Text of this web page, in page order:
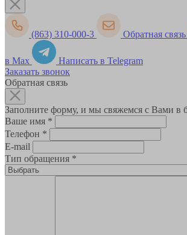
(863) 310-000-3 Обратная связь
в Max
Написать в Telegram
Заказать звонок
Обратная связь
Заполните форму, и мы свяжемся с Вами в
Ваше имя *
Телефон *
E-mail
Тип обращения *